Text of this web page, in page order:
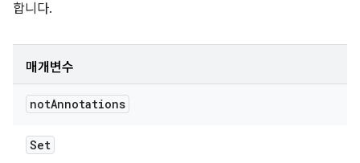
합니다.
매개변수
notAnnotations
Set